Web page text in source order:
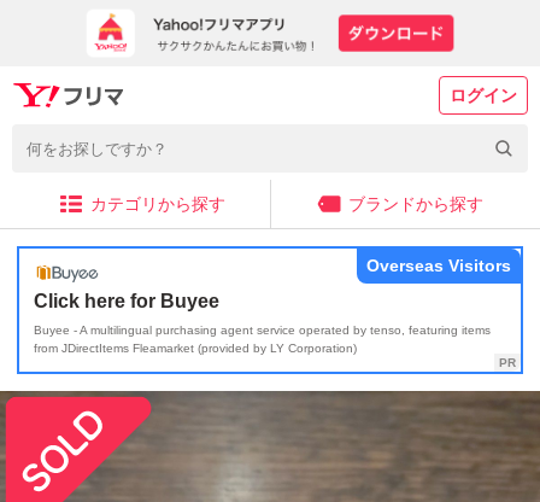
ログイン
カテゴリから探す ブランドから探す
Click here for Buyee
Buyee - A multilingual purchasing agent service operated by tenso, featuring items
from JDirectItems Fleamarket (provided by LY Corporation)
Overseas Visitors